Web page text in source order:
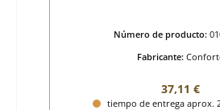
Número de producto:
Fabricante:
Precio
37,11 €
tiempo de entrega aprox.